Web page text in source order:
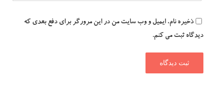
ذخیره نام، ایمیل و وب سایت من در این مرورگر برای دفع بعدی که
دیدگاه ثبت می کنم.